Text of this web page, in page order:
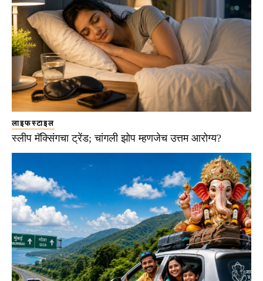
लाइफस्टाइल
स्लीप मॅक्सिंगचा ट्रेंड; चांगली झोप म्हणजेच उत्तम आरोग्य?